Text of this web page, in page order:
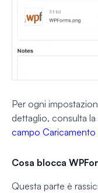
Per ogni
dettaglio, consulta la
campo Caricamento
Cosa blocca
Questa parte è